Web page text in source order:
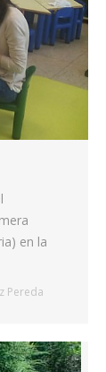
en la
Pereda